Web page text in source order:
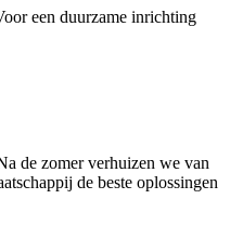
een duurzame inrichting
de zomer verhuizen we van
de beste oplossingen